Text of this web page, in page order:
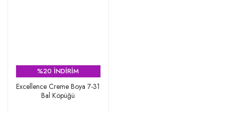
%20 İNDİRİM
Excellence Creme Boya 7-31
Bal Köpüğü